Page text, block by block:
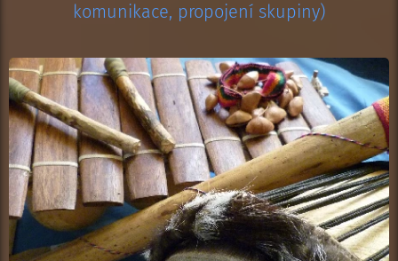
komunikace, propojení skupiny)